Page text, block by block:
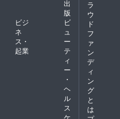
出
版
ビジ
ネ
ス・
起業
ビ
ュ
ー
テ
ィ
ー
・
ヘ
ル
ス
ケ
ラ
ウ
ド
フ
ァ
ン
デ
ィ
ン
グ
と
は